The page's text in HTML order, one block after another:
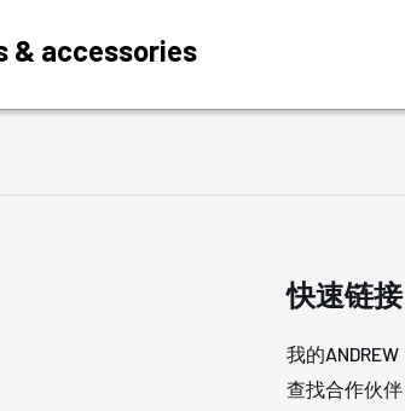
& accessories
快速链接
我的ANDREW
查找合作伙伴